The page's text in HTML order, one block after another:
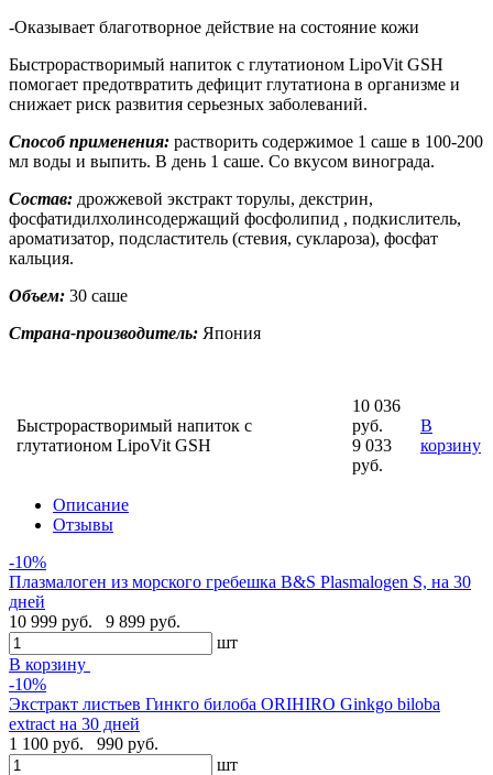
-Оказывает благотворное действие на состояние кожи
Быстрорастворимый напиток с глутатионом LipoVit GSH
помогает предотвратить дефицит глутатиона в организме и
снижает риск развития серьезных заболеваний.
Способ применения: растворить содержимое 1 саше в 100-200
мл воды и выпить. В день 1 саше. Со вкусом винограда.
Состав: дрожжевой экстракт торулы, декстрин,
фосфатидилхолинсодержащий фосфолипид , подкислитель,
ароматизатор, подсластитель (стевия, суклароза), фосфат
кальция.
Объем: 30 саше
Страна-производитель: Япония
Быстрорастворимый напиток с
глутатионом LipoVit GSH
10 036
руб.
9 033
руб.
В
корзину
Описание
Отзывы
-10%
Плазмалоген из морского гребешка B&S Plasmalogen S, на 30
дней
10 999 руб.
9 899 руб.
шт
В корзину
-10%
Экстракт листьев Гинкго билоба ORIHIRO Ginkgo biloba
extract на 30 дней
1 100 руб.
990 руб.
шт